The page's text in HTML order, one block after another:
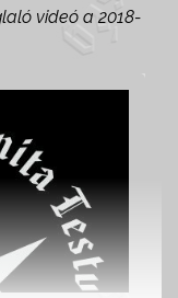
videó a 2018-